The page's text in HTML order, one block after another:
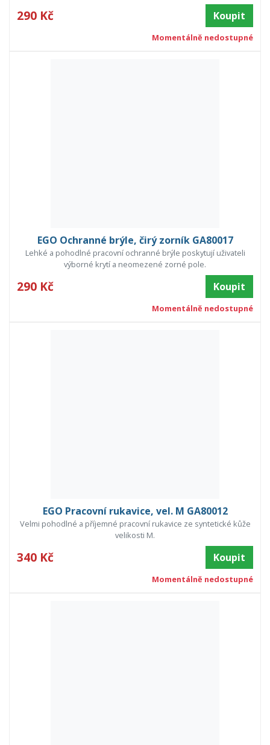
290 Kč Koupit
Momentálně nedostupné
EGO Ochranné brýle, čirý zorník GA80017
Lehké a pohodlné pracovní ochranné brýle poskytují uživateli
výborné krytí a neomezené zorné pole.
290 Kč Koupit
Momentálně nedostupné
EGO Pracovní rukavice, vel. M GA80012
Velmi pohodlné a příjemné pracovní rukavice ze syntetické kůže
velikosti M.
340 Kč Koupit
Momentálně nedostupné